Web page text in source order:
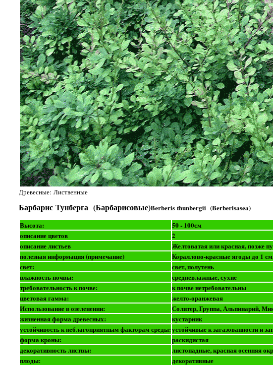
Древесные: Лиственные
Барбарис Тунберга (Барбарисовые)Berberis thunbergii (Berberisasea)
Высота:
50 - 100см
описание цветов
2
описание листьев
Желтоватая или красная, позже
полезная информация (примечание)
Кораллово-красные ягоды до 1
свет:
свет, полутень
влажность почвы:
средневлажные, сухие
требовательность к почве:
к почве нетребовательны
цветовая гамма:
желто-оранжевая
Использование в озеленении:
Солитер, Группа, Альпинарий,
жизненная форма древесных:
кустарник
устойчивость к неблагоприятным факторам среды:устойчивые к загазованности и
форма кроны:
раскидистая
декоративность листвы:
листопадные, красная осенняя
плоды:
декоративные